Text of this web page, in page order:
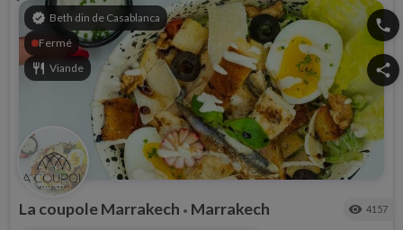
verified Beth din de Casablanca
Fermé
restaurant Viande
phone
share
La coupole Marrakech • Marrakech visibility 4157